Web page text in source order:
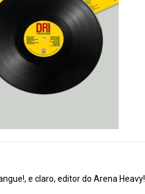
e claro, editor do Arena Heavy!